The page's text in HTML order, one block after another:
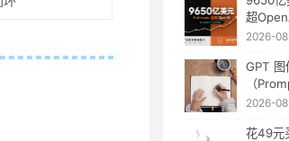
超
2026-
GPT 图
（
2026-
花49元